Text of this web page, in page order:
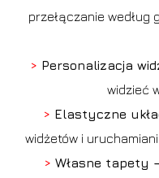
przełączanie według
> Personalizacja
widzieć
> Elastyczne
widżetów i
>Własne tapety